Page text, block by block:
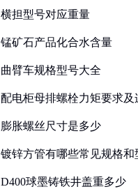
横担型号对应重量
锰矿石产品化合水含量
曲臂车规格型号大全
配电柜母排螺栓力矩要求及
膨胀螺丝尺寸是多少
镀锌方管有哪些常见规格和
D400球墨铸铁井盖重多少